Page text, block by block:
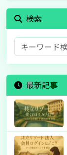
検索
最新記事